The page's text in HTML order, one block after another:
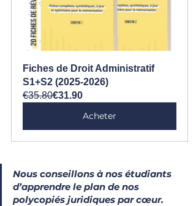
Fiches de Droit Administratif
S1+S2 (2025-2026)
€35.80€31.90
Acheter
Nous conseillons à nos étudiants
d’apprendre le plan de nos
polycopiés juridiques par cœur.